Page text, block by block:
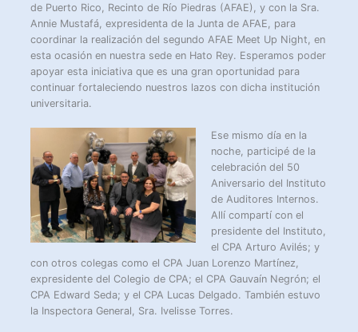
de Puerto Rico, Recinto de Río Piedras (AFAE), y con la Sra.
Annie Mustafá, expresidenta de la Junta de AFAE, para
coordinar la realización del segundo AFAE Meet Up Night, en
esta ocasión en nuestra sede en Hato Rey. Esperamos poder
apoyar esta iniciativa que es una gran oportunidad para
continuar fortaleciendo nuestros lazos con dicha institución
universitaria.
Ese mismo día en la
noche, participé de la
celebración del 50
Aniversario del Instituto
de Auditores Internos.
Allí compartí con el
presidente del Instituto,
el CPA Arturo Avilés; y
con otros colegas como el CPA Juan Lorenzo Martínez,
expresidente del Colegio de CPA; el CPA Gauvaín Negrón; el
CPA Edward Seda; y el CPA Lucas Delgado. También estuvo
la Inspectora General, Sra. Ivelisse Torres.